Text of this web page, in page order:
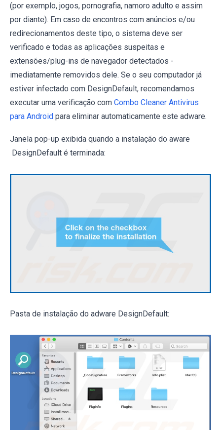
(por exemplo, jogos, pornografia, namoro adulto e assim
por diante). Em caso de encontros com anúncios e/ou
redirecionamentos deste tipo, o sistema deve ser
verificado e todas as aplicações suspeitas e
extensões/plug-ins de navegador detectados -
imediatamente removidos dele. Se o seu computador já
estiver infectado com DesignDefault, recomendamos
executar uma verificação com Combo Cleaner Antivirus
para Android para eliminar automaticamente este adware.
Janela pop-up exibida quando a instalação do aware
DesignDefault é terminada:
Pasta de instalação do adware DesignDefault: